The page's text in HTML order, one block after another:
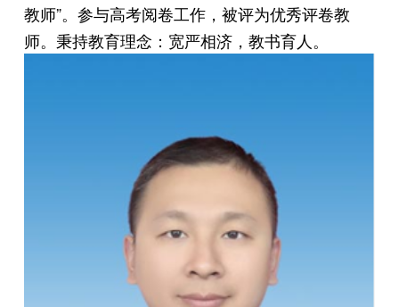
教师”。参与高考阅卷工作，被评为优秀评卷教
师。秉持教育理念：宽严相济，教书育人。